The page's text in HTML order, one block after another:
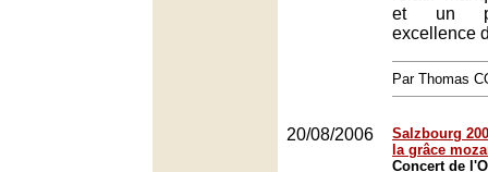
et un
excellence
Par Thomas
20/08/2006
Salzbourg
la grâce
Concert de